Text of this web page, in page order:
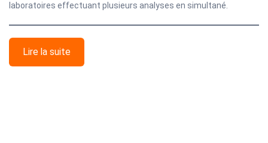
laboratoires effectuant plusieurs analyses en simultané.
Lire la suite